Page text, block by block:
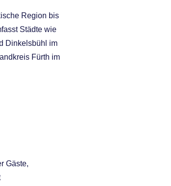
Region bis
Städte wie
Dinkelsbühl im
Fürth im
Gäste,